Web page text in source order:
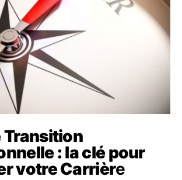
Transition
: la clé pour
votre Carrière